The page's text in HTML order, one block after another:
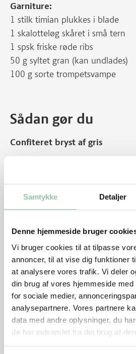
Samtykke Detaljer
Denne hjemmeside bruger
Vi bruger cookies til at tilpasse
annoncer, til at vise dig funktioner
at analysere vores trafik. Vi deler
din brug af vores hjemmeside
for sociale medier,
analysepartnere. Vores partnere
data med andre oplysninger, du
de har indsamlet fra din brug af
Garniture:
1 stilk timian plukkes i blade
1 skalotteløg skåret i små tern
1 spsk friske røde ribs
50 g syltet gran (kan undlades)
100 g sorte trompetsvampe
Sådan gør du
Confiteret bryst af gris
1. Bland salt og vand sammen,
opløst. Placer kødet i saltlagen,
natten over.
2. Dagen efter tages brystet ud
3. Placer i ovnen ved 160 grader
4. Fjern brystet fra olien, og sæt
olien).
5. Inden serveringen steger
varm pande med lidt af olien,
gyldent på alle sider.
Kotelet